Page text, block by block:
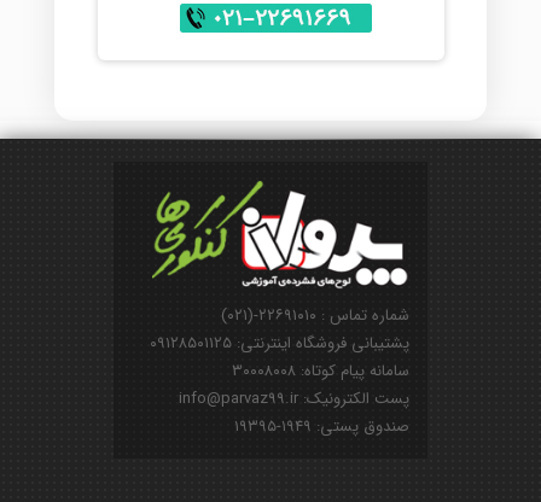
شماره تماس : ۲۲۶۹۱۰۱۰-(۰۲۱)
پشتیبانی فروشگاه اینترنتی: ۰۹۱۲۸۵۰۱۱۲۵
سامانه پیام کوتاه: ۳۰۰۰۸۰۰۸
پست الکترونیک: info@parvaz99.ir
صندوق پستی: ۱۹۴۹-۱۹۳۹۵